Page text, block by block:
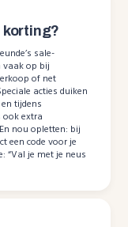
korting?
sale-
vaak op bij
of net
acties duiken
tijdens
extra
nou opletten: bij
een code voor je
“Val je met je neus